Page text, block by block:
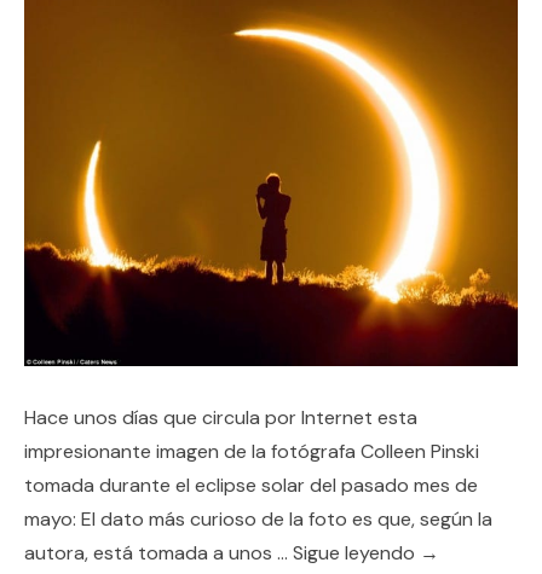
Hace unos días que circula por Internet esta
impresionante imagen de la fotógrafa Colleen Pinski
tomada durante el eclipse solar del pasado mes de
mayo: El dato más curioso de la foto es que, según la
autora, está tomada a unos … Sigue leyendo →